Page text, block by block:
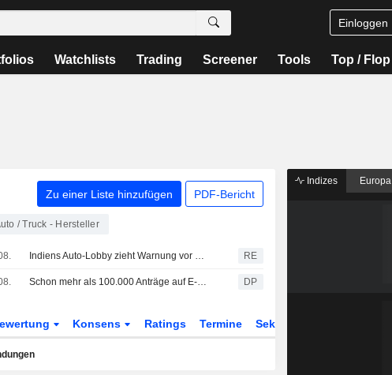
Einloggen
Watchlists Trading Screener Tools Top / Flop
Zu einer Liste hinzufügen PDF-Bericht
/ Truck - Hersteller
Indiens Auto-Lobby zieht Warnung vor Schäden durch Ethanol-Kraftstoff zurück und will Zahlen überarbeiten RE
Schon mehr als 100.000 Anträge auf E-Auto-Förderung DP
Konsens Ratings Termine Sektor
Indizes Europa